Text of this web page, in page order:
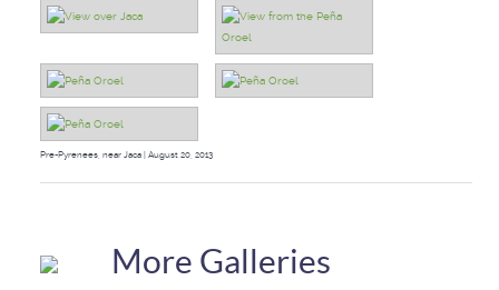
Pre-Pyrenees, near Jaca | August 20, 2013
More Galleries